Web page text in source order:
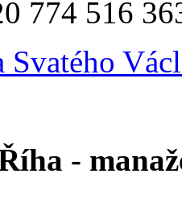
774 516
Svatého
-